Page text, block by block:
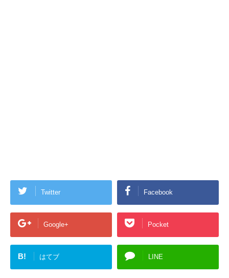
Twitter Facebook
Google+ Pocket
B! はてブ LINE